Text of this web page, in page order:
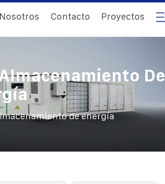
Nosotros Contacto Proyectos
De
de energía